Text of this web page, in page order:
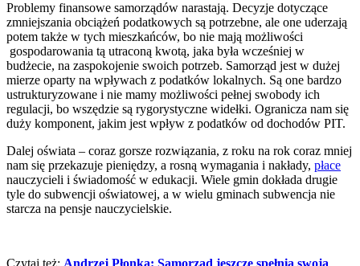
Problemy finansowe samorządów narastają. Decyzje dotyczące
zmniejszania obciążeń podatkowych są potrzebne, ale one uderzają
potem także w tych mieszkańców, bo nie mają możliwości
gospodarowania tą utraconą kwotą, jaka była wcześniej w
budżecie, na zaspokojenie swoich potrzeb. Samorząd jest w dużej
mierze oparty na wpływach z podatków lokalnych. Są one bardzo
ustrukturyzowane i nie mamy możliwości pełnej swobody ich
regulacji, bo wszędzie są rygorystyczne widełki. Ogranicza nam się
duży komponent, jakim jest wpływ z podatków od dochodów PIT.
Dalej oświata – coraz gorsze rozwiązania, z roku na rok coraz mniej
nam się przekazuje pieniędzy, a rosną wymagania i nakłady, płace
nauczycieli i świadomość w edukacji. Wiele gmin dokłada drugie
tyle do subwencji oświatowej, a w wielu gminach subwencja nie
starcza na pensje nauczycielskie.
Czytaj też: Andrzej Płonka: Samorząd jeszcze spełnia swoją